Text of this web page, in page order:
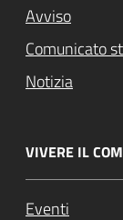
Avviso
Comunicato
Notizia
VIVERE IL
Eventi